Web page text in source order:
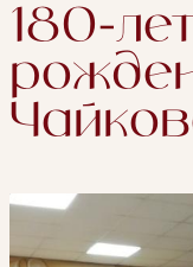
180-